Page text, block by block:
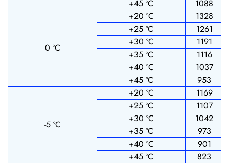
+45 ºС
1088
0 ºС
+20 ºС
1328
+25 ºС
1261
+30 ºС
1191
+35 ºС
1116
+40 ºС
1037
+45 ºС
953
-5 ºС
+20 ºС
1169
+25 ºС
1107
+30 ºС
1042
+35 ºС
973
+40 ºС
901
+45 ºС
823